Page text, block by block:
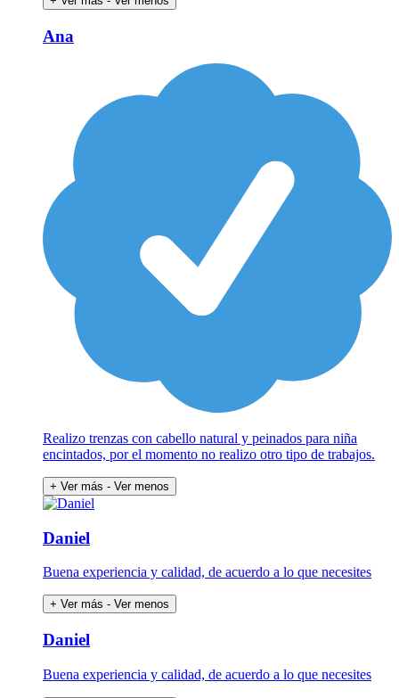
Ana
Realizo trenzas con cabello natural y peinados para niña
encintados, por el momento no realizo otro tipo de trabajos.
+ Ver más - Ver menos
Daniel
Buena experiencia y calidad, de acuerdo a lo que necesites
+ Ver más - Ver menos
Daniel
Buena experiencia y calidad, de acuerdo a lo que necesites